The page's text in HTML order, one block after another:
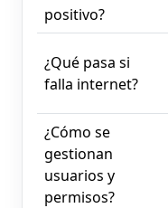
positivo?
¿Qué pasa si
falla internet?
¿Cómo se
gestionan
usuarios y
permisos?